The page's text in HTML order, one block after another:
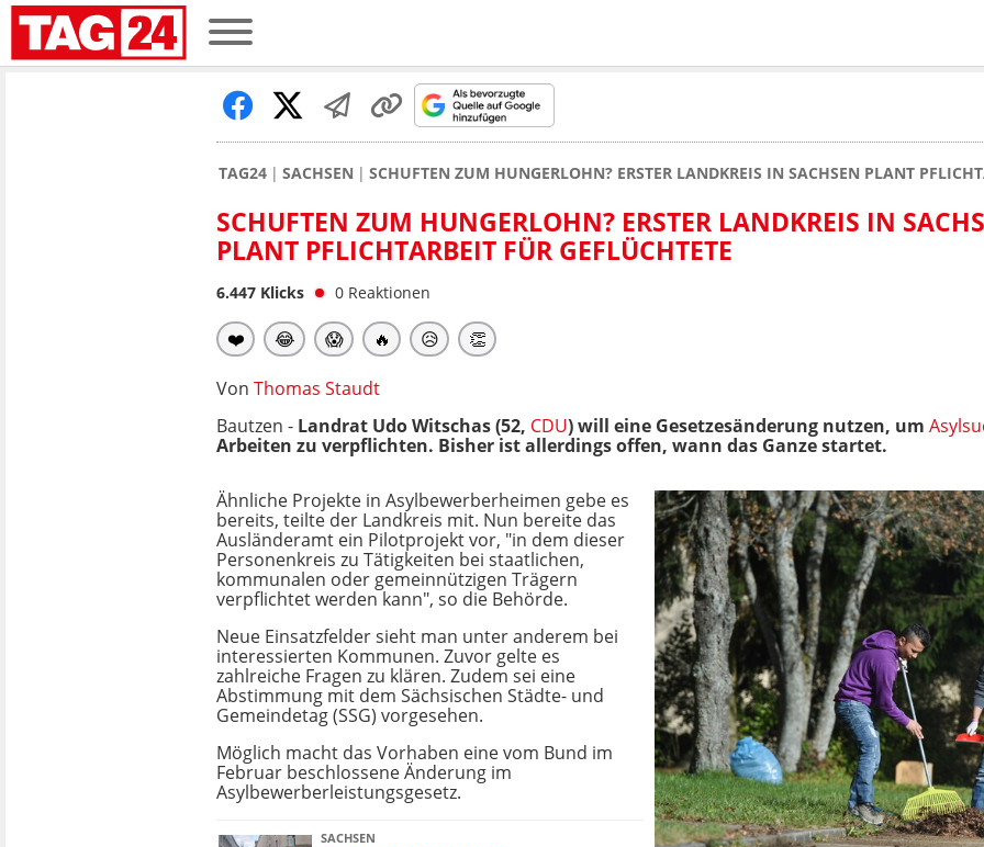
TAG24 SACHSEN SCHUFTEN ZUM HUNGERLOHN? ERSTER LANDKREIS IN SACHSEN PLANT
SCHUFTEN ZUM HUNGERLOHN? ERSTER LANDKREIS IN
PLANT PFLICHTARBEIT FÜR GEFLÜCHTETE
6.447 Klicks 0 Reaktionen
❤️ 😂 😱 🔥 😥 👏
Von Thomas Staudt
Bautzen - Landrat Udo Witschas (52, CDU) will eine Gesetzesänderung nutzen, um
Arbeiten zu verpflichten. Bisher ist allerdings offen, wann das Ganze startet.
Ähnliche Projekte in Asylbewerberheimen gebe es
bereits, teilte der Landkreis mit. Nun bereite das
Ausländeramt ein Pilotprojekt vor, "in dem dieser
Personenkreis zu Tätigkeiten bei staatlichen,
kommunalen oder gemeinnützigen Trägern
verpflichtet werden kann", so die Behörde.
Neue Einsatzfelder sieht man unter anderem bei
interessierten Kommunen. Zuvor gelte es
zahlreiche Fragen zu klären. Zudem sei eine
Abstimmung mit dem Sächsischen Städte- und
Gemeindetag (SSG) vorgesehen.
Möglich macht das Vorhaben eine vom Bund im
Februar beschlossene Änderung im
Asylbewerberleistungsgesetz.
SACHSEN